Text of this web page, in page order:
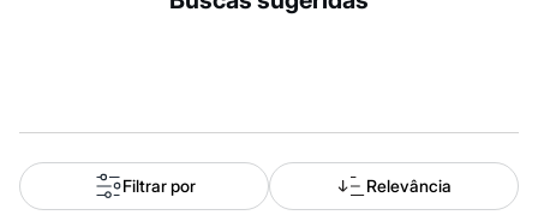
Novidades
Roupas
Blusas e Camisetas
Básicos
Filtrar por Relevância